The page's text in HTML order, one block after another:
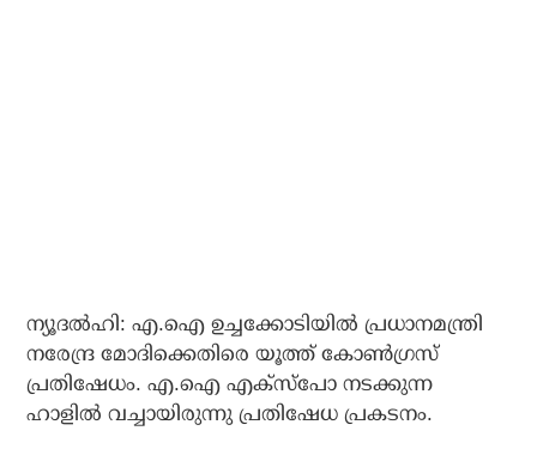
ന്യൂദല്‍ഹി: എ.ഐ ഉച്ചക്കോടിയില്‍ പ്രധാനമന്ത്രി
നരേന്ദ്ര മോദിക്കെതിരെ യൂത്ത് കോണ്‍ഗ്രസ്
പ്രതിഷേധം. എ.ഐ എക്‌സ്‌പോ നടക്കുന്ന
ഹാളില്‍ വച്ചായിരുന്നു പ്രതിഷേധ പ്രകടനം.